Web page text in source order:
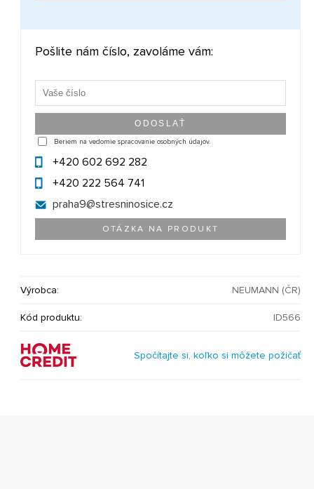
Pošlite nám číslo, zavoláme vám:
Beriem na vedomie spracovanie osobných údajov.
+420 602 692 282
+420 222 564 741
praha9@stresninosice.cz
OTÁZKA NA PRODUKT
Výrobca: NEUMANN (ČR)
Kód produktu: ID566
Spočítajte si, koľko si môžete požičať